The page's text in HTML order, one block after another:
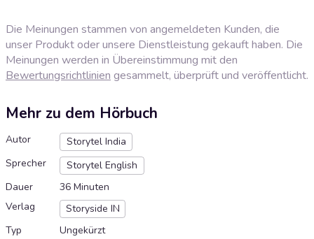
Die Meinungen stammen von angemeldeten Kunden, die
unser Produkt oder unsere Dienstleistung gekauft haben. Die
Meinungen werden in Übereinstimmung mit den
Bewertungsrichtlinien gesammelt, überprüft und veröffentlicht.
Mehr zu dem Hörbuch
Autor
Storytel India
Sprecher
Storytel English
Dauer
36 Minuten
Verlag
Storyside IN
Typ
Ungekürzt